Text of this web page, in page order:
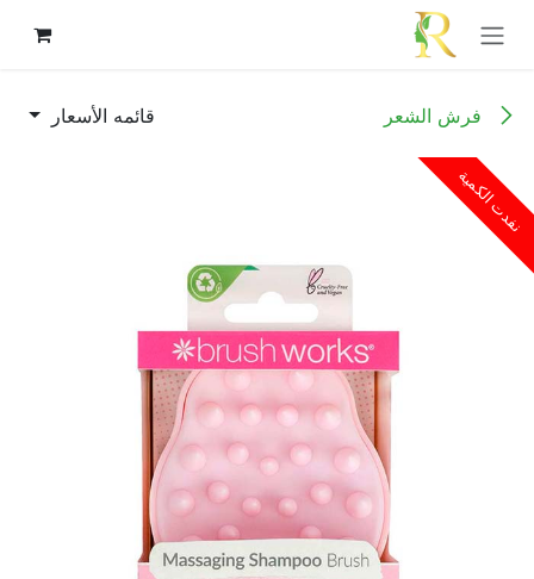
تخطي للذهاب إلى المحتوى
فرش الشعر قائمه الأسعار
نفدت الكمية